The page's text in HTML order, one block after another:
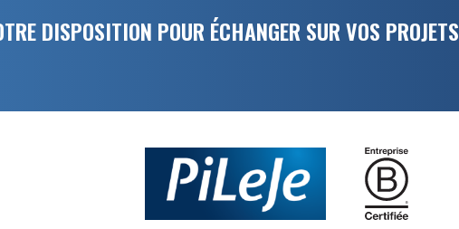
DISPOSITION POUR ÉCHANGER SUR VOS PROJETS